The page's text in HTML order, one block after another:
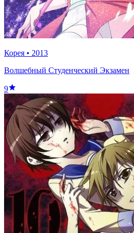
Корея • 2013
Волшебный Студенческий Экзамен
9